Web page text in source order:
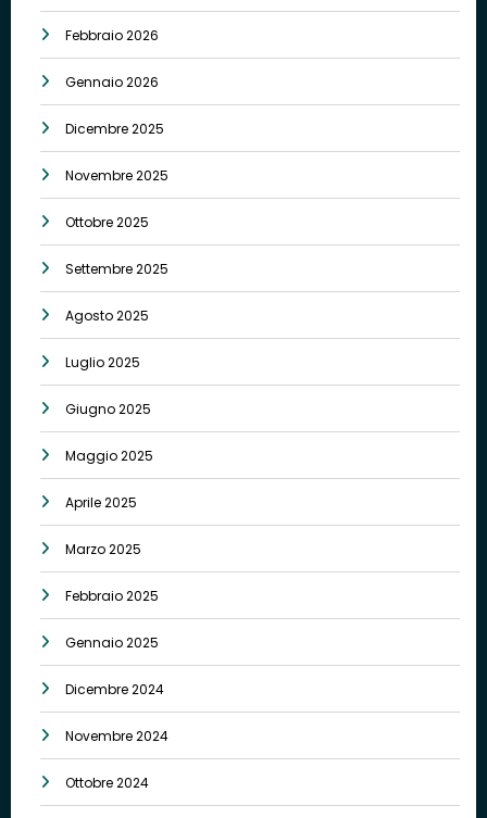
Febbraio 2026
Gennaio 2026
Dicembre 2025
Novembre 2025
Ottobre 2025
Settembre 2025
Agosto 2025
Luglio 2025
Giugno 2025
Maggio 2025
Aprile 2025
Marzo 2025
Febbraio 2025
Gennaio 2025
Dicembre 2024
Novembre 2024
Ottobre 2024